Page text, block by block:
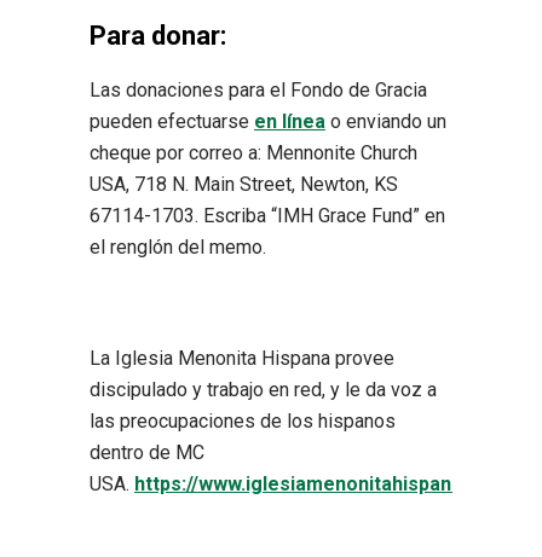
Para donar:
Las donaciones para el Fondo de Gracia
pueden efectuarse en línea o enviando un
cheque por correo a: Mennonite Church
USA, 718 N. Main Street, Newton, KS
67114-1703. Escriba “IMH Grace Fund” en
el renglón del memo.
La Iglesia Menonita Hispana provee
discipulado y trabajo en red, y le da voz a
las preocupaciones de los hispanos
dentro de MC
USA. https://www.iglesiamenonitahispanausa.com